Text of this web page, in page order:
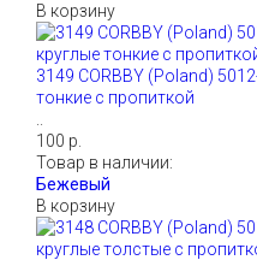
В корзину
3149 CORBBY (Poland)
тонкие с пропиткой
100 р.
Товар в наличии:
В корзину